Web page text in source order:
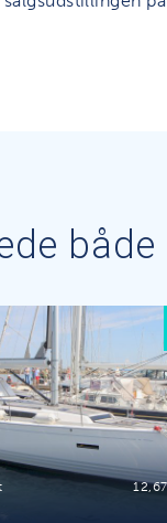
både